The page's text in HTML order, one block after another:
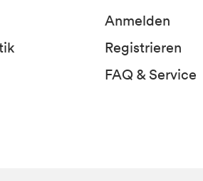
Anmelden
Registrieren
FAQ & Service